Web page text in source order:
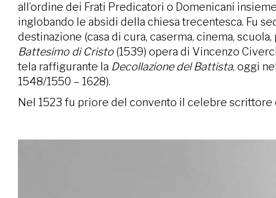
all’ordine dei Frati Predicatori o Domenicani
inglobando le absidi della chiesa trecentesca. Fu
destinazione (casa di cura, caserma, cinema,
Battesimo di Cristo(1539) opera di Vincenzo
tela raffigurante la Decollazione del Battista, oggi
1548/1550 – 1628).
Nel 1523 fu priore del convento il celebre scrittore